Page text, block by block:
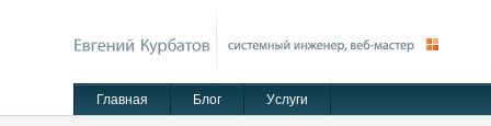
Главная Блог Уcлуги